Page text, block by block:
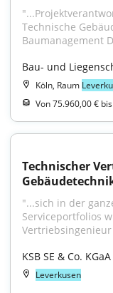
Technische
Baumanagement
Bau- und
Köln, Raum
Von 75.960,00 €
Technischer
"...sich in der
Serviceportfolios
Vertriebsingenieur
KSB SE & Co. KGaA
Leverkusen